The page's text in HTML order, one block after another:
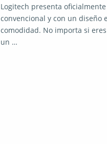
Logitech presenta
convencional y con un
comodidad. No importa si
un …